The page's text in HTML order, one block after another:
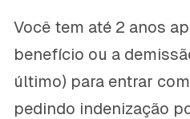
Você tem até 2 anos
benefício ou a
último) para entrar
pedindo indenização